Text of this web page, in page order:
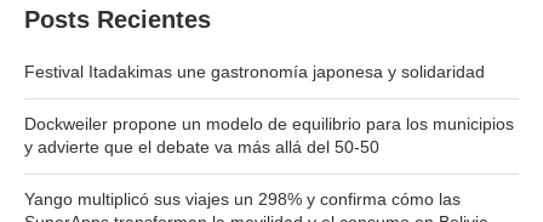
Posts Recientes
Festival Itadakimas une gastronomía japonesa y solidaridad
Dockweiler propone un modelo de equilibrio para los municipios
y advierte que el debate va más allá del 50-50
Yango multiplicó sus viajes un 298% y confirma cómo las